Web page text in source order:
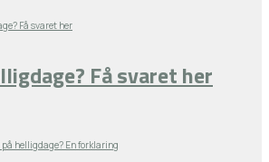
Få svaret her